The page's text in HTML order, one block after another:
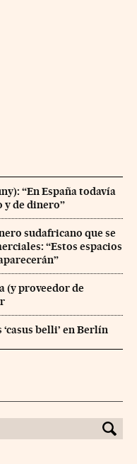
“En España todavía
y de dinero”
sudafricano que se
“Estos espacios
(y proveedor de
belli’ en Berlín